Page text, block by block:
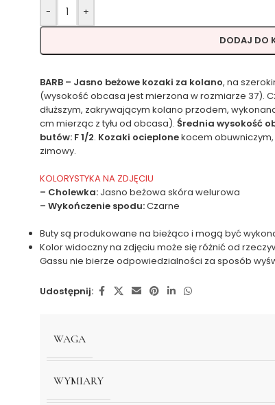
- +
DODAJ DO
BARB – Jasno beżowe kozaki za kolano, na
(wysokość obcasa jest mierzona w rozmiarze 37).
dłuższym, zakrywającym kolano przodem,
cm mierząc z tyłu od obcasa). Średnia wysokość
butów: F 1/2. Kozaki ocieplonekocem
zimowy.
KOLORYSTYKA NA ZDJĘCIU
– Cholewka: Jasno beżowa skóra welurowa
– Wykończenie spodu:Czarne
Buty są produkowane na bieżąco i mogą być
Kolor widoczny na zdjęciu może się różnić od
Gassu nie bierze odpowiedzialności za sposób
Udostępnij:
WAGA
WYMIARY